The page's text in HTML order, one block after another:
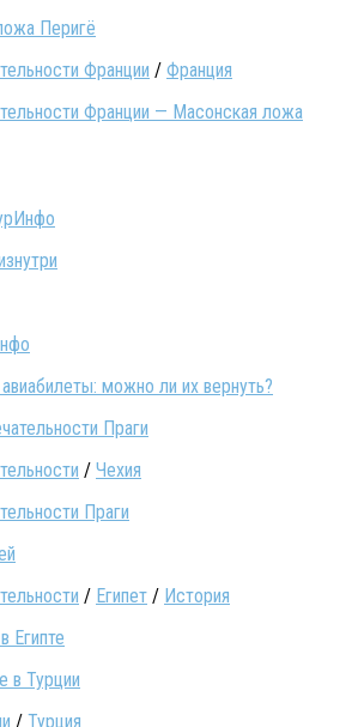
Франции / Франция
Франции — Масонская ложа
можно ли их вернуть?
/ Чехия
Праги
/ Египет / История
Египте
/ Турция